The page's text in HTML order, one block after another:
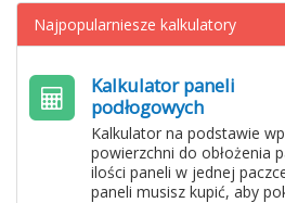
Najpopularniesze kalkulatory
Kalkulator paneli
podłogowych
Kalkulator na podstawie
powierzchni do obłożenia
ilości paneli w jednej
paneli musisz kupić, aby